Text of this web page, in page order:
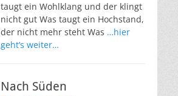
taugt ein Wohlklang und der klingt
nicht gut Was taugt ein Hochstand,
der nicht mehr steht Was …hier
geht’s weiter…
Nach Süden